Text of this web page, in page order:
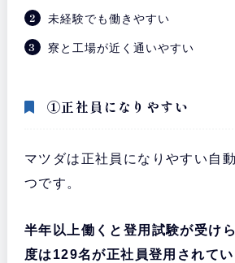
未経験でも働きやすい
寮と工場が近く通いやすい
①正社員になりやすい
マツダは正社員になりやすい自
つです。
半年以上働くと登用試験が受け
度は129名が正社員登用されてい